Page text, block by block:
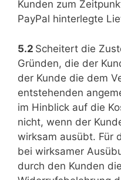
Kunden zum
PayPal hinterlegte
5.2 Scheitert die
Gründen, die der
der Kunde die dem
entstehenden
im Hinblick auf die
nicht, wenn der
wirksam ausübt. Für
bei wirksamer
durch den Kunden